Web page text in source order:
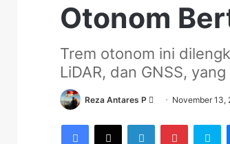
Otonom
Trem otonom ini
LiDAR, dan GNSS,
Reza Antares P
Send
email
November 13,
Facebook
X LinkedInPinterest